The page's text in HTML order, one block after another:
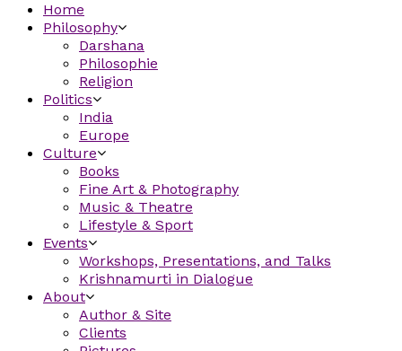
Home
Philosophy
Darshana
Philosophie
Religion
Politics
India
Europe
Culture
Books
Fine Art & Photography
Music & Theatre
Lifestyle & Sport
Events
Workshops, Presentations, and Talks
Krishnamurti in Dialogue
About
Author & Site
Clients